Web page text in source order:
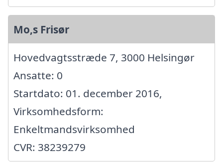
Mo,s Frisør
Hovedvagtsstræde 7, 3000 Helsingør
Ansatte: 0
Startdato: 01. december 2016,
Virksomhedsform:
Enkeltmandsvirksomhed
CVR: 38239279